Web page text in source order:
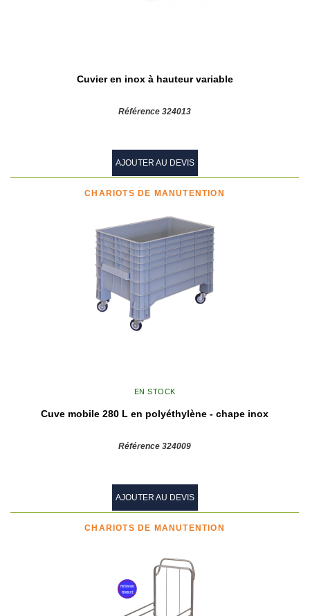
Cuvier en inox à hauteur variable
Référence 324013
AJOUTER AU DEVIS
CHARIOTS DE MANUTENTION
EN STOCK
Cuve mobile 280 L en polyéthylène - chape inox
Référence 324009
AJOUTER AU DEVIS
CHARIOTS DE MANUTENTION